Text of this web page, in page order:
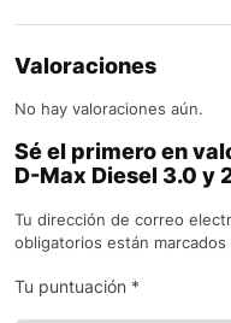
Valoraciones
No hay valoraciones aún.
Sé el primero en
D-Max Diesel 3.0 y
Tu dirección de correo
obligatorios están marcados
Tu puntuación *